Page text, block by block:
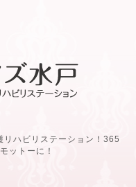
リハビリステーション！365
ットーに！